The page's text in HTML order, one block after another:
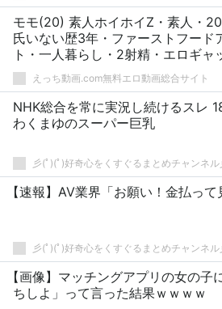
モモ(20) 素人ホイホイZ・素人・
氏いない歴3年・ファーストフード
ト・一人暮らし・2射精・エロギャ
少女・清楚・色白・美乳・電マ・顔
メ撮り
えっち動画.com無料エロ動画総合サイト
NHK総合を常に実況し続けるスレ
わくまゆのスーパー巨乳
【速報】AV業界「お願い！金払って
【画像】マッチングアプリの女の子
ちしよ」って言った結果ｗｗｗｗ